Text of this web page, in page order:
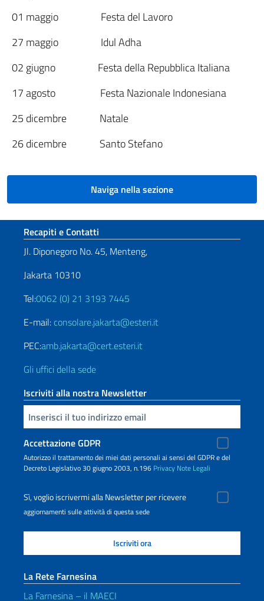
01 maggio Festa del Lavoro
27 maggio Idul Adha
02 giugno Festa della Repubblica Italiana
17 agosto Festa Nazionale Indonesiana
25 dicembre Natale
26 dicembre Santo Stefano
Naviga nella sezione
Sezione footer
Recapiti e Contatti
Jl. Diponegoro No. 45, Menteng,
Jakarta 10310
Tel:0062 (0) 21 3193 7445
E-mail: consolare.jakarta@esteri.it
PEC:amb.jakarta@cert.esteri.it
Gli uffici della sede
Iscriviti alla nostra Newsletter
Inserisci la tua email
Accettazione GDPR
Autorizzo il trattamento dei miei dati personali ai sensi del GDPR e del
Decreto Legislativo 30 giugno 2003, n.196 Privacy Note Legali
Sì, voglio iscrivermi alla Newsletter per ricevere
aggiornamenti sulle attività di questa sede
La Rete Farnesina
La Farnesina – il MAECI